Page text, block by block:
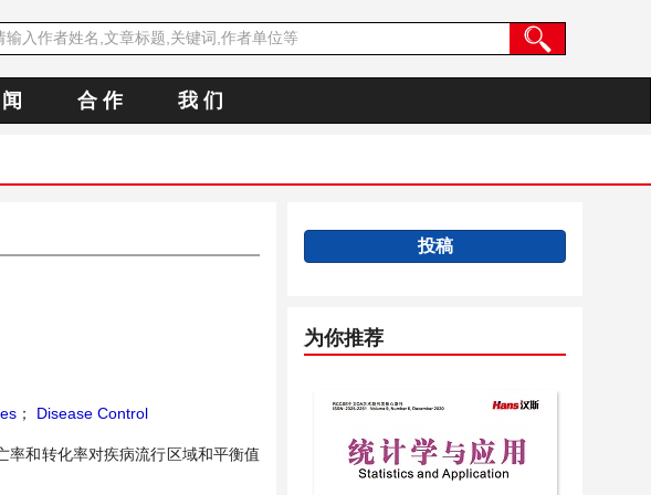
合 作 我 们
； Disease Control
率和转化率对疾病流行区域和平衡值
投稿
为你推荐